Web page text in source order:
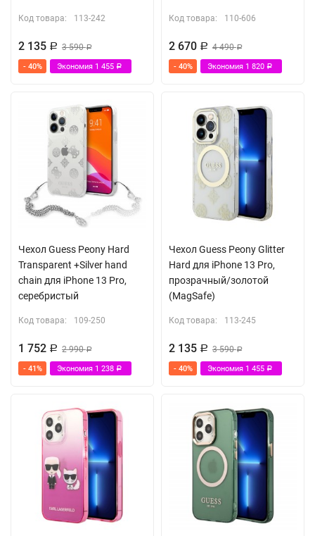
Код товара: 113-242
2 135 Р 3 590Р
- 40% Экономия 1 455 Р
Код товара: 110-606
2 670 Р 4 490Р
- 40% Экономия 1 820 Р
Чехол Guess Peony Hard
Transparent +Silver hand
chain для iPhone 13 Pro,
серебристый
Код товара: 109-250
1 752 Р 2 990Р
- 41% Экономия 1 238 Р
Чехол Guess Peony Glitter
Hard для iPhone 13 Pro,
прозрачный/золотой
(MagSafe)
Код товара: 113-245
2 135 Р 3 590Р
- 40% Экономия 1 455 Р